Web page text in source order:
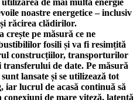
noastre energetice – inclusiv
răcirea clădirilor.
crește pe măsură ce ne
fosili și va fi resimțită
construcțiilor, transporturilor
de date. Pe măsură
lansate și se utilizează tot
iar lucrul de acasă continuă să
conexiuni de mare viteză, latență